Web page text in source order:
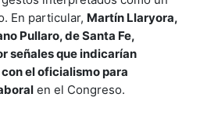
En particular, Martín Llaryora,
Pullaro, de Santa Fe,
señales que indicarían
el oficialismo para
en el Congreso.